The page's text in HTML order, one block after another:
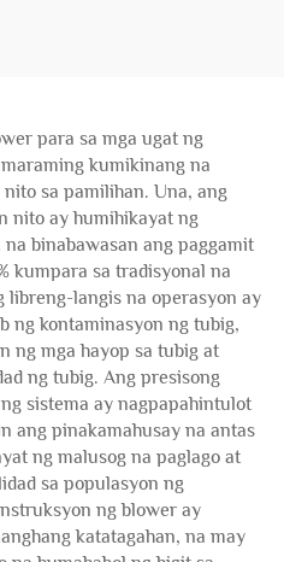
para sa mga ugat ng
kumikinang na
sa pamilihan. Una, ang
nito ay humihikayat ng
binabawasan ang paggamit
kumpara sa tradisyonal na
libreng-langis na operasyon ay
ng kontaminasyon ng tubig,
ng mga hayop sa tubig at
ng tubig. Ang presisong
sistema ay nagpapahintulot
ang pinakamahusay na antas
ng malusog na paglago at
sa populasyon ng
ng blower ay
katatagahan, na may